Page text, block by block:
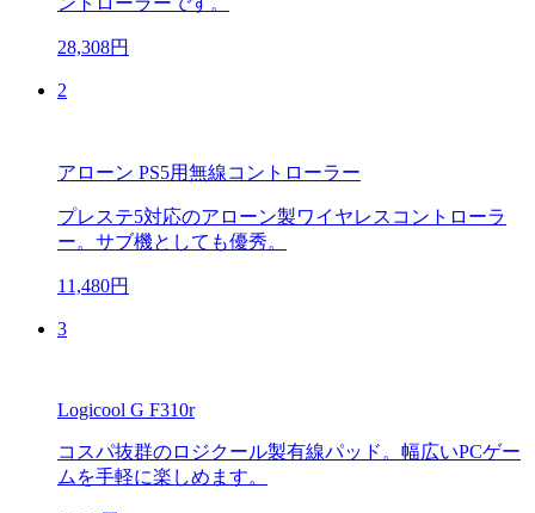
28,308円
2
アローン PS5用無線コントローラー
プレステ5対応のアローン製ワイヤレスコントローラ
ー。サブ機としても優秀。
11,480円
3
Logicool G F310r
コスパ抜群のロジクール製有線パッド。幅広いPCゲー
ムを手軽に楽しめます。